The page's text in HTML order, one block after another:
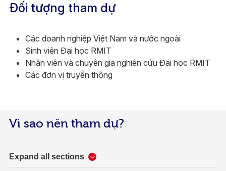
Đối tượng tham dự​
Các doanh nghiệp Việt Nam và nước ngoài​
Sinh viên Đại học RMIT​
Nhân viên và chuyên gia nghiên cứu Đại học RMIT​
Các đơn vị truyền thông
Vì sao nên tham dự?​
Expand all sections